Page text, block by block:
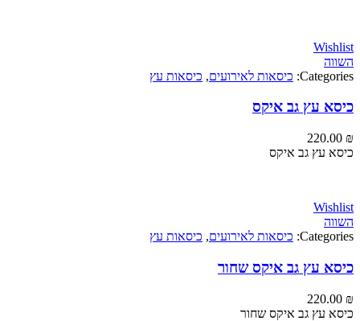
כיסאות לאירועים,כיסאות עץ
עץ גב איקס
גב איקס
כיסאות לאירועים,כיסאות עץ
עץ גב איקס שחור
גב איקס שחור